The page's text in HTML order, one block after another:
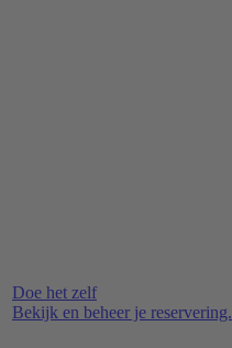
Doe het zelf
Bekijk en beheer je reservering.